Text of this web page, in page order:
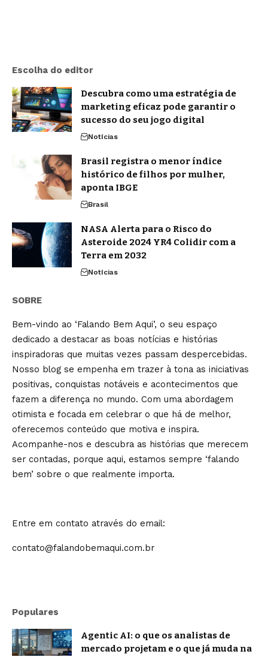
Escolha do editor
Descubra como uma estratégia de
marketing eficaz pode garantir o
sucesso do seu jogo digital
Notícias
Brasil registra o menor índice
histórico de filhos por mulher,
aponta IBGE
Brasil
NASA Alerta para o Risco do
Asteroide 2024 YR4 Colidir com a
Terra em 2032
Notícias
SOBRE
Bem-vindo ao ‘Falando Bem Aqui’, o seu espaço
dedicado a destacar as boas notícias e histórias
inspiradoras que muitas vezes passam despercebidas.
Nosso blog se empenha em trazer à tona as iniciativas
positivas, conquistas notáveis e acontecimentos que
fazem a diferença no mundo. Com uma abordagem
otimista e focada em celebrar o que há de melhor,
oferecemos conteúdo que motiva e inspira.
Acompanhe-nos e descubra as histórias que merecem
ser contadas, porque aqui, estamos sempre ‘falando
bem’ sobre o que realmente importa.
Entre em contato através do email:
contato@falandobemaqui.com.br
Populares
Agentic AI: o que os analistas de
mercado projetam e o que já muda na